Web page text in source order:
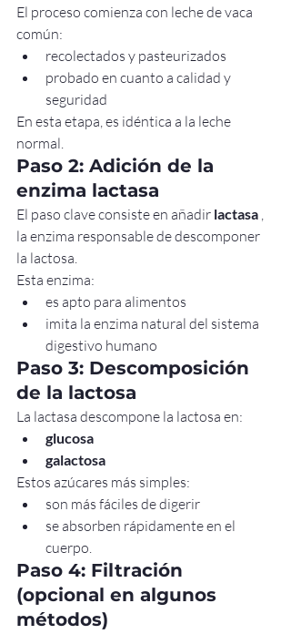
El proceso comienza con leche de vaca
común:
recolectados y pasteurizados
probado en cuanto a calidad y
seguridad
En esta etapa, es idéntica a la leche
normal.
Paso 2: Adición de la
enzima lactasa
El paso clave consiste en añadir lactasa ,
la enzima responsable de descomponer
la lactosa.
Esta enzima:
es apto para alimentos
imita la enzima natural del sistema
digestivo humano
Paso 3: Descomposición
de la lactosa
La lactasa descompone la lactosa en:
glucosa
galactosa
Estos azúcares más simples:
son más fáciles de digerir
se absorben rápidamente en el
cuerpo.
Paso 4: Filtración
(opcional en algunos
métodos)